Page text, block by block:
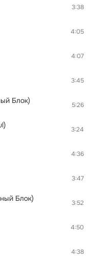
3:38
4:05
4:07
3:45
Блок) 5:26
3:24
4:36
3:47
Блок) 3:52
4:50
4:38